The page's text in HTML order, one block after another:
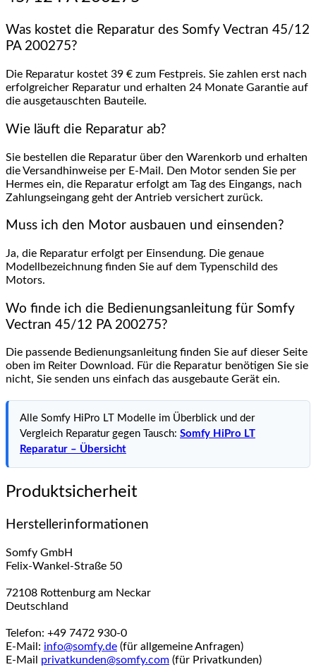
Was kostet die Reparatur des Somfy Vectran 45/12
PA 200275?
Die Reparatur kostet 39 € zum Festpreis. Sie zahlen erst nach
erfolgreicher Reparatur und erhalten 24 Monate Garantie auf
die ausgetauschten Bauteile.
Wie läuft die Reparatur ab?
Sie bestellen die Reparatur über den Warenkorb und erhalten
die Versandhinweise per E-Mail. Den Motor senden Sie per
Hermes ein, die Reparatur erfolgt am Tag des Eingangs, nach
Zahlungseingang geht der Antrieb versichert zurück.
Muss ich den Motor ausbauen und einsenden?
Ja, die Reparatur erfolgt per Einsendung. Die genaue
Modellbezeichnung finden Sie auf dem Typenschild des
Motors.
Wo finde ich die Bedienungsanleitung für Somfy
Vectran 45/12 PA 200275?
Die passende Bedienungsanleitung finden Sie auf dieser Seite
oben im Reiter Download. Für die Reparatur benötigen Sie sie
nicht, Sie senden uns einfach das ausgebaute Gerät ein.
Alle Somfy HiPro LT Modelle im Überblick und der
Vergleich Reparatur gegen Tausch: Somfy HiPro LT
Reparatur – Übersicht
Produktsicherheit
Herstellerinformationen
Somfy GmbH
Felix-Wankel-Straße 50
72108 Rottenburg am Neckar
Deutschland
Telefon: +49 7472 930-0
E-Mail: info@somfy.de (für allgemeine Anfragen)
E-Mail privatkunden@somfy.com (für Privatkunden)